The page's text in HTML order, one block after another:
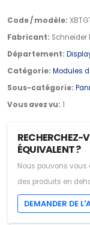
Code / modèle:
Fabricant: Schneider
Département:
Catégorie: Modules
Sous-catégorie:
Vous avez vu: 1
RECHERCHEZ-
ÉQUIVALENT ?
Nous pouvons
des produits en
DEMANDER DE